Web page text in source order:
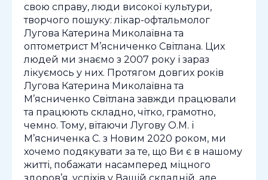
свою справу, люди високої культури,
творчого пошуку: лікар-офтальмолог
Лугова Катерина Миколаївна та
оптометрист М’ясниченко Світлана. Цих
людей ми знаємо з 2007 року і зараз
лікуємось у них. Протягом довгих років
Лугова Катерина Миколаївна та
М’ясниченко Світлана завжди працювали
та працюють складно, чітко, грамотно,
чемно. Тому, вітаючи Лугову О.М. і
М’ясниченка С. з Новим 2020 роком, ми
хочемо подякувати за те, що Ви є в нашому
житті, побажати насамперед міцного